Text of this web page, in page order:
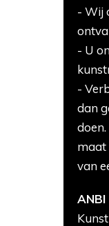
- Wij
- U
-
dan
maat
van
ANBI